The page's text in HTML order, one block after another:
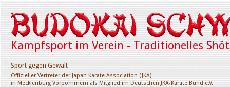
Kampfsport im Verein - Traditionelles
Sport gegen Gewalt
Offizieller Vertreter der Japan Karate Association (JKA)
in Mecklenburg Vorpommern als Mitglied im Deutschen JKA-Karate Bund e.V.